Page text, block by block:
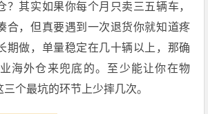
？其实如果你每个月只卖三五辆车，
合，但真要遇到一次退货你就知道疼
期做，单量稳定在几十辆以上，那确
海外仓来兜底的。至少能让你在物
个最坑的环节上少摔几次。